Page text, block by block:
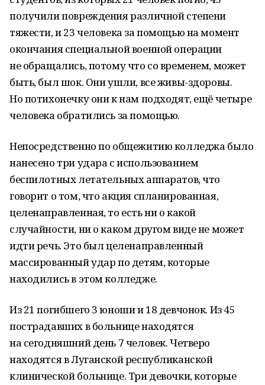
получили повреждения различной степени
тяжести, и 23 человека за помощью на момент
окончания специальной военной операции
не обращались, потому что со временем, может
быть, был шок. Они ушли, все живы-здоровы.
Но потихонечку они к нам подходят, ещё четыре
человека обратились за помощью.
Непосредственно по общежитию колледжа было
нанесено три удара с использованием
беспилотных летательных аппаратов, что
говорит о том, что акция спланированная,
целенаправленная, то есть ни о какой
случайности, ни о каком другом виде не может
идти речь. Это был целенаправленный
массированный удар по детям, которые
находились в этом колледже.
Из 21 погибшего 3 юноши и 18 девчонок. Из 45
пострадавших в больнице находятся
на сегодняшний день 7 человек. Четверо
находятся в Луганской республиканской
клинической больнице. Три девочки, которые